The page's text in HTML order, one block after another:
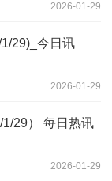
2026-01-29
29)_今日讯
2026-01-29
29） 每日热讯
2026-01-29